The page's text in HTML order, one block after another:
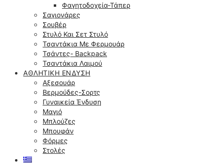
Φαγητοδοχεία-Τάπερ
Σαγιονάρες
Σουβέρ
Στυλό Και Σετ Στυλό
Τσαντάκια Με Φερμουάρ
Τσάντες- Backpack
Τσαντάκια Λαιμού
ΑΘΛΗΤΙΚΉ ΈΝΔΥΣΗ
Αξεσουάρ
Βερμούδες-Σορτς
Γυναικεία Ένδυση
Μαγιό
Μπλούζες
Μπουφάν
Φόρμες
Στολές